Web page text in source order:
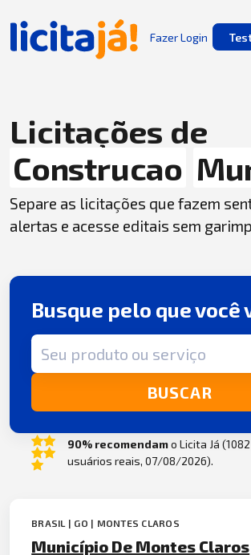
Fazer Login
Licitações de
Construcao
Separe as licitações que fazem
alertas e acesse editais sem
Busque pelo que você
Termo de busca
BUSCAR
90% recomendamo Licita Já (1082
usuários reais, 07/08/2026).
BRASIL | GO | MONTES CLAROS
Município De Montes Claros